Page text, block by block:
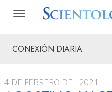
CONEXIÓN DIARIA
4 DE FEBRERO DEL 2021